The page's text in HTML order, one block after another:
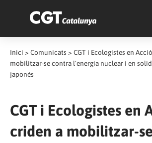
Inici > Comunicats > CGT i Ecologistes en
mobilitzar-se contra l’energia nuclear i en
japonès
CGT i Ecologistes en
criden a mobilitzar-